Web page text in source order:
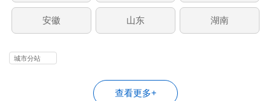
安徽 山东 湖南
城市分站
查看更多+